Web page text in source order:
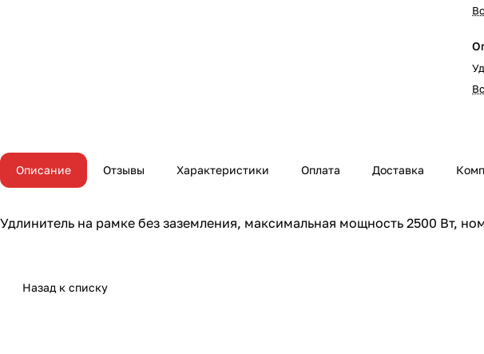
Описание Отзывы Характеристики Оплата Доставка
Удлинитель на рамке без заземления, максимальная мощность 2500 Вт,
Назад к списку